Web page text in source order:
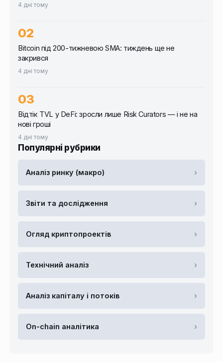
4 дні тому
Bitcoin під 200-тижневою SMA: тиждень ще не
закрився
4 дні тому
Відтік TVL у DeFi: зросли лише Risk Curators — і не на
нові гроші
4 дні тому
Популярні рубрики
Аналіз ринку (макро) ›
Звіти та дослідження ›
Огляд криптопроектів ›
Технічний аналіз ›
Аналіз капіталу і потоків ›
On-chain аналітика ›